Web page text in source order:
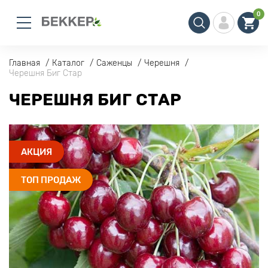
0
Главная Каталог Саженцы
Черешня
Черешня Биг Стар
ЧЕРЕШНЯ БИГ СТАР
АКЦИЯ
ТОП ПРОДАЖ